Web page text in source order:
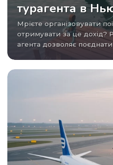
турагента в
Мрієте організовувати поїздки іншим і
отримувати за це дохід?
агента дозволяє